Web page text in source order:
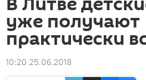
уже получают
практически
10:20 25.06.2018